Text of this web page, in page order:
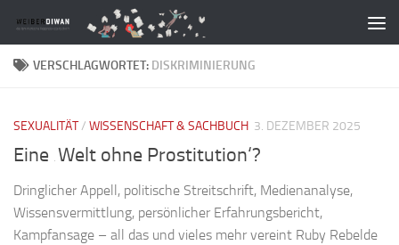
Zum Inhalt springen
VERSCHLAGWORTET: DISKRIMINIERUNG
SEXUALITÄT/ WISSENSCHAFT & SACHBUCH 3. DEZEMBER 2025
Eine ‚Welt ohne Prostitution‘?
Dringlicher Appell, politische Streitschrift, Medienanalyse,
Wissensvermittlung, persönlicher Erfahrungsbericht,
Kampfansage – all das und vieles mehr vereint Ruby Rebelde